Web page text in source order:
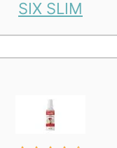
SIX SLIM